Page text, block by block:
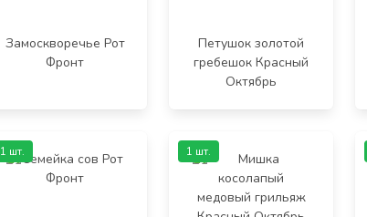
Замоскворечье Рот
Фронт
Петушок золотой
гребешок Красный
Октябрь
1 шт. 1 шт.